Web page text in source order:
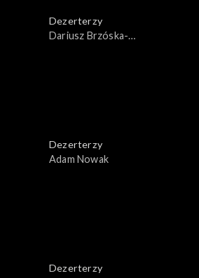
Dezerterzy
Dariusz Brzóska-
Dezerterzy
Adam Nowak
Dezerterzy